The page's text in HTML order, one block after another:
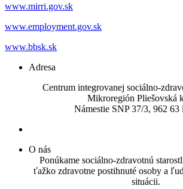
www.mirri.gov.sk
www.employment.gov.sk
www.bbsk.sk
Adresa
Centrum integrovanej sociálno-
Mikroregión Pliešovská
Námestie SNP 37/3, 962 63
O nás
Ponúkame sociálno-zdravotnú
ťažko zdravotne postihnuté osoby a
situácii.